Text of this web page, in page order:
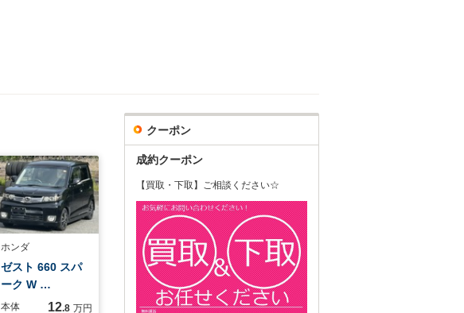
ホンダ
ゼスト 660 スパ
ーク W …
本体 12.8 万円
クーポン
成約クーポン
【買取・下取】ご相談ください☆